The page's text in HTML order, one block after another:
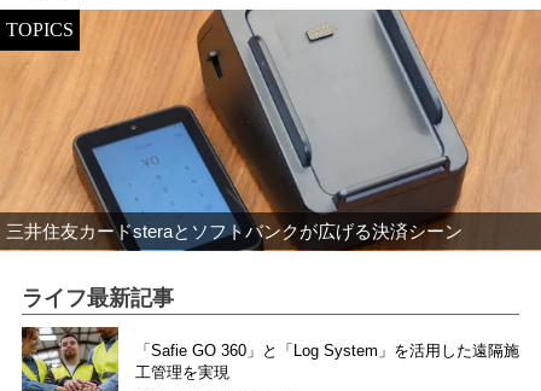
TOPICS
三井住友カードsteraとソフトバンクが広げる決済シーン
ライフ最新記事
「Safie GO 360」と「Log System」を活用した遠隔施
工管理を実現